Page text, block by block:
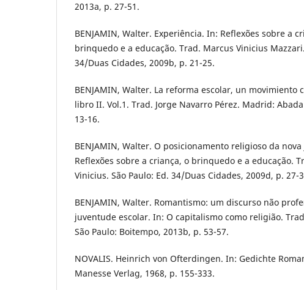
2013a, p. 27-51.
BENJAMIN, Walter. Experiência. In: Reflexões sobre a
brinquedo e a educação. Trad. Marcus Vinicius
34/Duas Cidades, 2009b, p. 21-25.
BENJAMIN, Walter. La reforma escolar, un movimiento
libro II. Vol.1. Trad. Jorge Navarro Pérez. Madrid:
13-16.
BENJAMIN, Walter. O posicionamento religioso da
Reflexões sobre a criança, o brinquedo e a educação.
Vinicius. São Paulo: Ed. 34/Duas Cidades, 2009d, p. 27-
BENJAMIN, Walter. Romantismo: um discurso não
juventude escolar. In: O capitalismo como religião.
São Paulo: Boitempo, 2013b, p. 53-57.
NOVALIS. Heinrich von Ofterdingen. In: Gedichte
Manesse Verlag, 1968, p. 155-333.